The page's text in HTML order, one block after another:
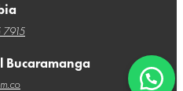
7915
Bucaramanga